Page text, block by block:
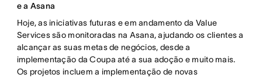
e a Asana
Hoje, as iniciativas futuras e em andamento da Value
Services são monitoradas na Asana, ajudando os clientes a
alcançar as suas metas de negócios, desde a
implementação da Coupa até a sua adoção e muito mais.
Os projetos incluem a implementação de novas